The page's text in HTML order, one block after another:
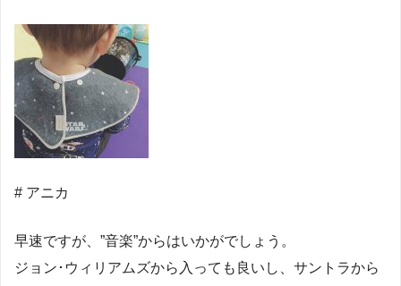
# アニカ
早速ですが、”音楽”からはいかがでしょう。
ジョン･ウィリアムズから入っても良いし、サントラから